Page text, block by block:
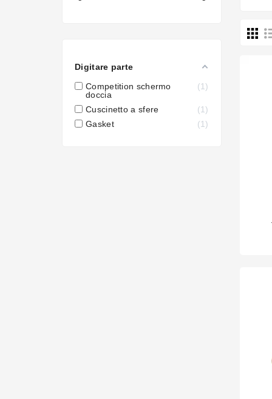
Digitare parte
Competition schermo
doccia
1
Cuscinetto a sfere
1
Gasket
1